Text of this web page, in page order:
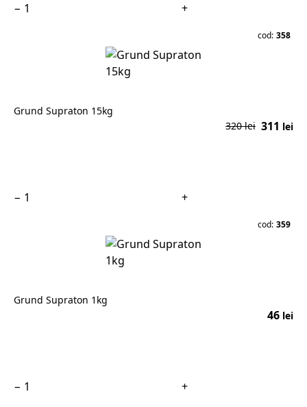
− +
cod: 358
Grund Supraton 15kg
320 lei 311 lei
− +
cod: 359
Grund Supraton 1kg
46 lei
− +